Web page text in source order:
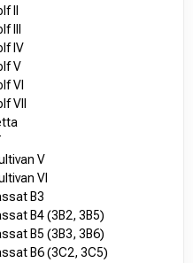
II
III
IV
V
VI
VII
V
VI
B3
B4 (3B2, 3B5)
B5 (3B3, 3B6)
B6 (3C2, 3C5)